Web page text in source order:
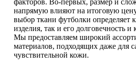
факторов. Во-первых, размер и
напрямую влияют на итоговую
выбор ткани футболки определяет
изделия, так и его долговечность
Мы предоставляем широкий
материалов, подходящих даже для
чувствительной кожи.